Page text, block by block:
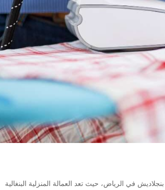
في الرياض، حيث تعد العمالة المنزلية البنغالية